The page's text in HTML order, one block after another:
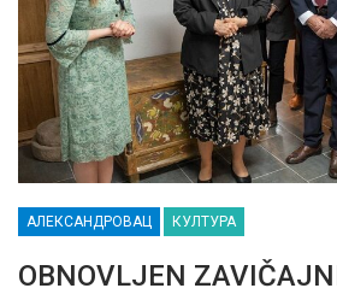
АЛЕКСАНДРОВАЦ КУЛТУРА
OBNOVLJEN